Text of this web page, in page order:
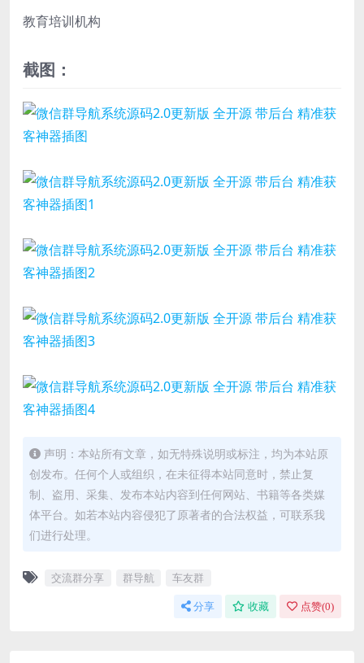
教育培训机构
截图：
声明：本站所有文章，如无特殊说明或标注，均为本站原
创发布。任何个人或组织，在未征得本站同意时，禁止复
制、盗用、采集、发布本站内容到任何网站、书籍等各类媒
体平台。如若本站内容侵犯了原著者的合法权益，可联系我
们进行处理。
交流群分享 群导航 车友群
分享 收藏 点赞(0)